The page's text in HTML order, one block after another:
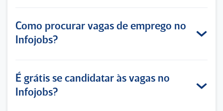
Como procurar vagas de emprego no
Infojobs?
É grátis se candidatar às vagas no
Infojobs?